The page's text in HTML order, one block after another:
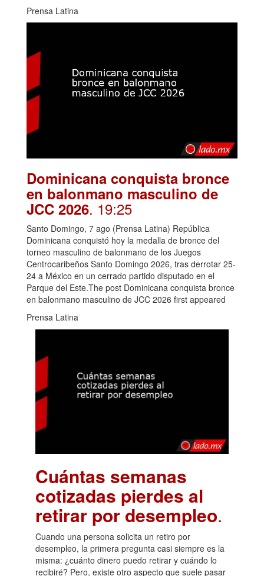
Prensa Latina
Dominicana conquista bronce
en balonmano masculino de
JCC 2026. 19:25
Santo Domingo, 7 ago (Prensa Latina) República
Dominicana conquistó hoy la medalla de bronce del
torneo masculino de balonmano de los Juegos
Centrocaribeños Santo Domingo 2026, tras derrotar 25-
24 a México en un cerrado partido disputado en el
Parque del Este.The post Dominicana conquista bronce
en balonmano masculino de JCC 2026 first appeared
Prensa Latina
Cuántas semanas
cotizadas pierdes al
retirar por desempleo.
Cuando una persona solicita un retiro por
desempleo, la primera pregunta casi siempre es la
misma: ¿cuánto dinero puedo retirar y cuándo lo
recibiré? Pero, existe otro aspecto que suele pasar